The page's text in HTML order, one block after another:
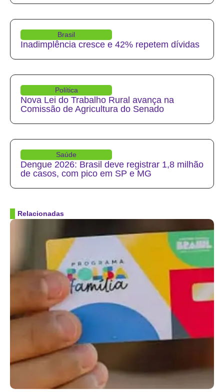
Brasil
Inadimplência cresce e 42% repetem dívidas
Política
Nova Lei do Trabalho Rural avança na
Comissão de Agricultura do Senado
Saúde
Dengue 2026: Brasil deve registrar 1,8 milhão
de casos, com pico em SP e MG
Relacionadas